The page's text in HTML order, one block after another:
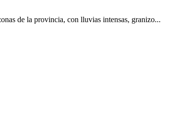
de la provincia, con lluvias intensas, granizo...